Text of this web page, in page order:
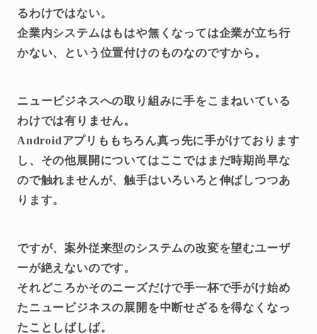
るわけではない。
企業内システムはもはや無くなっては企業が立ち行
かない、という位置付けのものなのですから。
ニュービジネスへの取り組みに手をこまねいている
わけでは有りません。
Androidアプリももちろん真っ先に手がけております
し、その他展開についてはここではまだ時期尚早な
ので触れませんが、触手はいろいろと伸ばしつつあ
ります。
ですが、案外従来型のシステムの改変を望むユーザ
ーが絶えないのです。
それどころかそのニーズだけで手一杯で手がけ始め
たニュービジネスの展開を中断せざるを得なくなっ
たことしばしば。